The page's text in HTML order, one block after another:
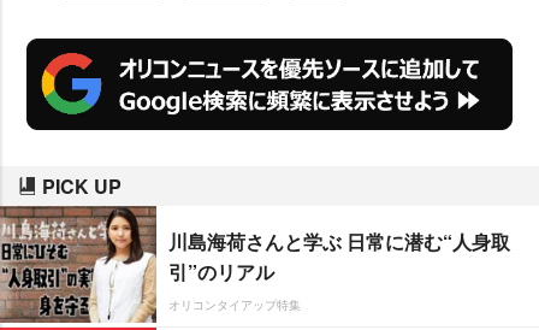
PICK UP
川島海荷さんと学ぶ 日常に潜む“人身取
引”のリアル
オリコンタイアップ特集